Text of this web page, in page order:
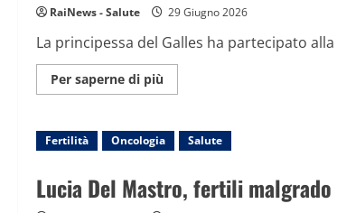
RaiNews - Salute 29 Giugno 2026
La principessa del Galles ha partecipato
Per saperne di più
informazioni
sfida
di
Kate:
vette
più
Fertilità Oncologia Salute
Lucia Del Mastro, fertili